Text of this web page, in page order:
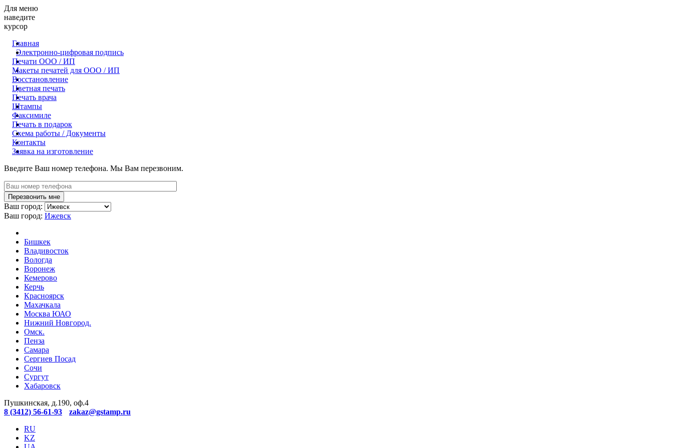
Для меню
наведите
курсор
Главная
Электронно-цифровая подпись
Печати ООО / ИП
Макеты печатей для OOO / ИП
Восстановление
Цветная печать
Печать врача
Штампы
Факсимиле
Печать в подарок
Схема работы / Документы
Контакты
Заявка на изготовление
Введите Ваш номер телефона. Мы Вам перезвоним.
Ваш город:
Ваш город: Ижевск
Бишкек
Владивосток
Вологда
Воронеж
Кемерово
Керчь
Красноярск
Махачкала
Москва ЮАО
Нижний Новгород.
Омск.
Пенза
Самара
Сергиев Посад
Сочи
Сургут
Хабаровск
Пушкинская, д.190, оф.4
8 (3412) 56-61-93
zakaz@gstamp.ru
RU
KZ